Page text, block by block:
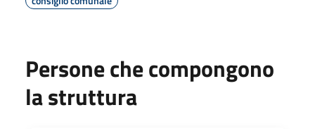
Persone che compongono
la struttura